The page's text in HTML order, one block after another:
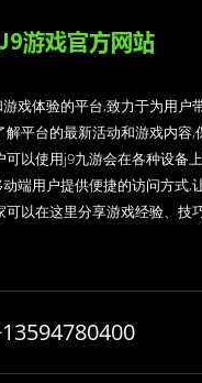
戏体验的平台,致力于为用户
解平台的最新活动和游戏内容,
可以使用j9九游会在各种设备
端用户提供便捷的访问方式,
可以在这里分享游戏经验、技